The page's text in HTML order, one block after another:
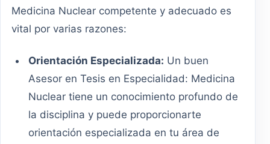
Medicina Nuclear competente y adecuado es
vital por varias razones:
Orientación Especializada: Un buen
Asesor en Tesis en Especialidad: Medicina
Nuclear tiene un conocimiento profundo de
la disciplina y puede proporcionarte
orientación especializada en tu área de